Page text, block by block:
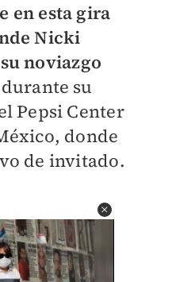
en esta gira
Nicki
noviazgo
durante su
Pepsi Center
donde
de invitado.